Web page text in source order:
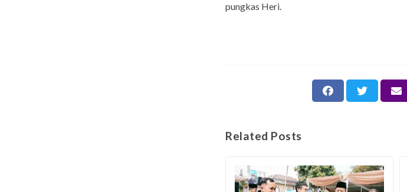
pungkas Heri.
Related Posts